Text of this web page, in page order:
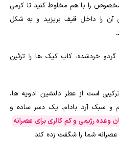
مخصوص را با هم مخلوط کنید تا کرمی
را داخل قیف بریزید و به شکل
گردو خردشده، کاپ کیک ها را تزئین
است از عطر دلنشین ادویه ها،
و سبک آرد بادام. یک دسر ساده و
وعده رژیمی و کم کالری برای عصرانه
شما را شگفت زده کند.